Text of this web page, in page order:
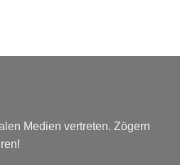
Medien vertreten. Zögern